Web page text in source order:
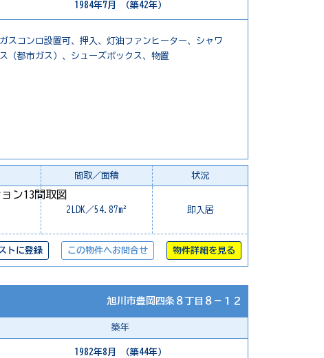
1984年7月 （築42年）
スコンロ設置可、押入、灯油ファンヒーター、シャワ
（都市ガス）、シューズボックス、物置
間取／面積 状況
2LDK／54.87m² 即入居
トに登録 この物件へお問合せ 物件詳細を見る
旭川市豊岡四条８丁目８－１２
築年
1982年8月 （築44年）